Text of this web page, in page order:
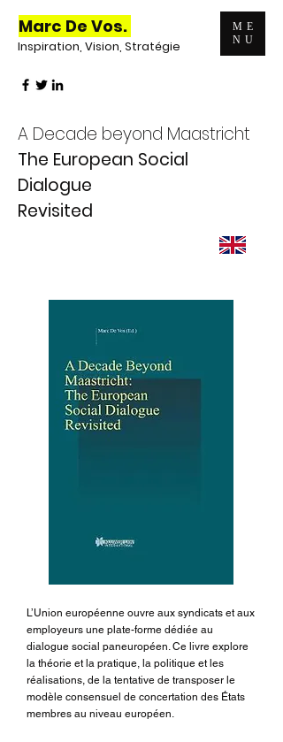
ME
NU
Marc De Vos.
Inspiration, Vision, Stratégie
A Decade beyond Maastricht
The European Social
Dialogue
Revisited
L’Union européenne ouvre aux syndicats et aux
employeurs une plate-forme dédiée au
dialogue social paneuropéen. Ce livre explore
la théorie et la pratique, la politique et les
réalisations, de la tentative de transposer le
modèle consensuel de concertation des États
membres au niveau européen.